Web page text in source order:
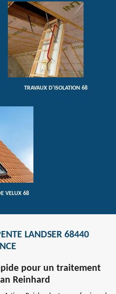
TRAVAUX D'ISOLATION 68
VELUX 68
LANDSER 68440
pour un traitement
Reinhard